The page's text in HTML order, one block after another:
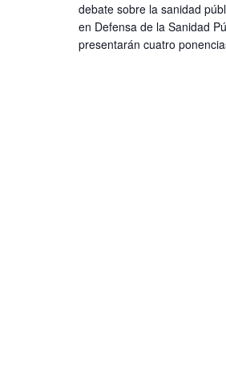
debate sobre la sanidad
en Defensa de la Sanidad
presentarán cuatro